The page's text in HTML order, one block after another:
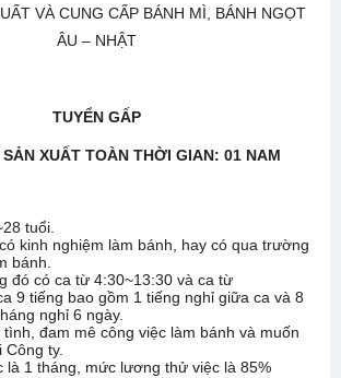
VÀ CUNG CẤP BÁNH MÌ, BÁNH NGỌT
ÂU – NHẬT
TUYỂNGẤP
SẢN XUẤT TOÀN THỜI GIAN: 01 NAM
tuổi.
kinh nghiệm làm bánh, hay có qua trường
bánh.
đó có ca từ 4:30~13:30 và ca từ
9 tiếng bao gồm 1 tiếng nghỉ giữa ca và 8
nghỉ 6 ngày.
đam mê công việc làm bánh và muốn
ty.
là 1 tháng, mức lương thử việc là 85%